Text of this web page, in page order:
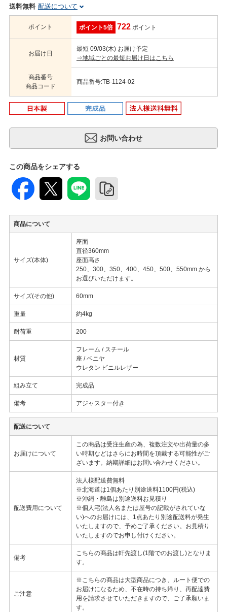
送料無料 配送について
ポイント ポイント5倍 722 ポイント
お届け日
最短 09/03(木) お届け予定
⇒地域ごとの最短お届け日はこちら
商品番号
商品コード
商品番号:TB-1124-02
この商品をシェアする
商品について
サイズ(本体)
座面
直径360mm
座面高さ
250、300、350、400、450、500、550mm から
お選びいただけます。
サイズ(その他) 60mm
重量 約4kg
耐荷重 200
材質
フレーム / スチール
座 / ベニヤ
ウレタン ビニルレザー
組み立て 完成品
備考 アジャスター付き
配送について
お届けについて
この商品は受注生産の為、複数注文や出荷量の多
い時期などはさらにお時間を頂戴する可能性がご
ざいます。納期詳細はお問い合わせください。
配送費用について
法人様配送費無料
※北海道は1個あたり別途送料1100円(税込)
※沖縄・離島は別途送料お見積り
※個人宅(法人名または屋号の記載がされていな
い)へのお届けには、1点あたり別途配送料が発生
いたしますので、予めご了承ください。お見積り
いたしますのでお申し付けください。
備考
こちらの商品は軒先渡し(1階でのお渡し)となりま
す。
ご注意
※こちらの商品は大型商品につき、ルート便での
お届けになるため、不在時の持ち帰り、再配達費
用を請求させていただきますので、ご了承願いま
す。